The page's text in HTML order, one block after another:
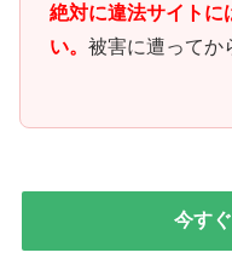
絶対に違法サイトに
い。 被害に遭ってか
今す